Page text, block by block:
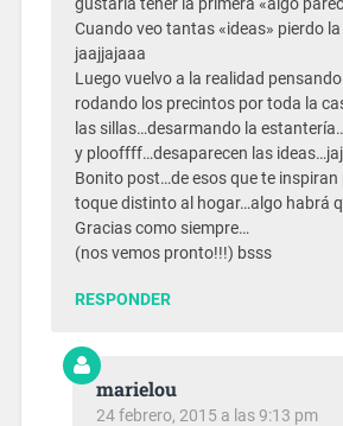
Cuando veo tantas «ideas» pierdo
jaajjajaaa
Luego vuelvo a la realidad
rodando los precintos por toda la
las sillas…desarmando la
y plooffff…desaparecen las
Bonito post…de esos que te inspiran
toque distinto al hogar…algo habrá
Gracias como siempre…
(nos vemos pronto!!!) bsss
RESPONDER
marielou
24 febrero, 2015 a las 9:13 pm